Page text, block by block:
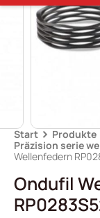
Start Produkte
Präzision serie
Wellenfedern
Ondufil